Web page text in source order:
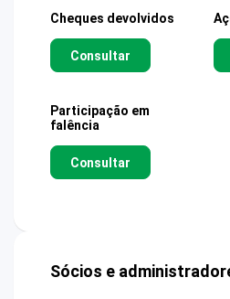
Cheques devolvidos
Consultar
Participação em
falência
Consultar
Sócios e